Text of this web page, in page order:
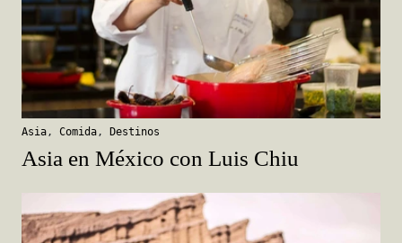
Asia, Comida, Destinos
Asia en México con Luis Chiu